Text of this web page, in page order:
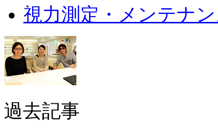
視力測定・メンテナ
過去記事